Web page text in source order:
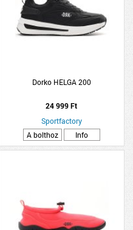
Dorko HELGA 200
24 999 Ft
Sportfactory
A bolthoz
Info